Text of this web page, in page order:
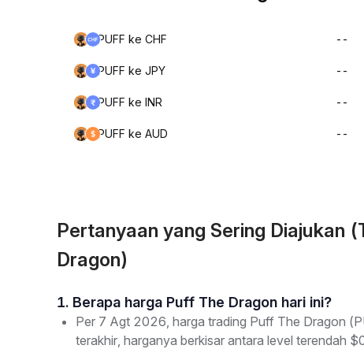
PUFF ke CHF --
PUFF ke JPY --
PUFF ke INR --
PUFF ke AUD --
Pertanyaan yang Sering Diajukan
Dragon)
1. Berapa harga Puff The Dragon hari ini?
Per 7 Agt 2026, harga trading Puff The Dragon
terakhir, harganya berkisar antara level